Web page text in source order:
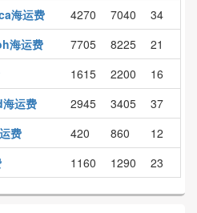
海运费
4270 7040
34
海运费
7705 8225
21
1615 2200
16
运费
2945 3405
37
费
420 860
12
1160 1290 23